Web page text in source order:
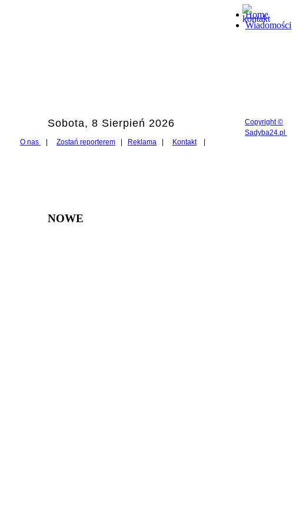
Home
Wiadomości
Sobota, 8 Sierpień 2026
NOWE
Copyright ©
Sadyba24.pl
O nas
Zostań reporterem Reklama Kontakt|